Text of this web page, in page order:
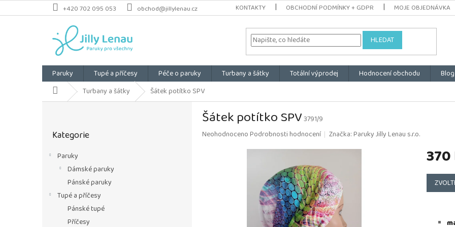
Přejít
na
+420 702 095 053 obchod@jillylenau.cz KONTAKTY OBCHODNÍ PODMÍNKY + GDPR MOJE OBJEDNÁVKA
HLEDAT
Paruky Tupé a příčesy Péče o paruky Turbany a šátky Totální výprodej Hodnocení obchodu Blog
Domů Turbany a šátky Šátek potítko SPV
P
kategorie
Kategorie
Paruky
Dámské paruky
Pánské paruky
Tupé a příčesy
Pánské tupé
Příčesy
Šátek potítko SPV3791/9
Průměrné
NeohodnocenoPodrobnosti hodnocení Značka:Paruky Jilly Lenau s.r.o.
370
Měrná
cena: